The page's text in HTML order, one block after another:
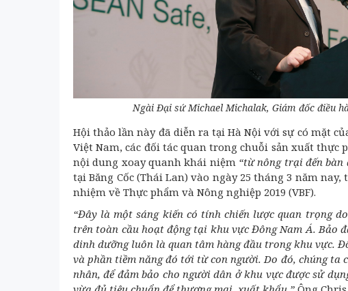
Ngài Đại sứ Michael Michalak, Giám đốc điều
Hội thảo lần này đã diễn ra tại Hà Nội với sự có mặt
Việt Nam, các đối tác quan trong chuỗi sản xuất thực
nội dung xoay quanh khái niệm “từ nông trại đến bàn
tại Băng Cốc (Thái Lan) vào ngày 25 tháng 3 năm
nhiệm về Thực phẩm và Nông nghiệp 2019 (VBF).
“Đây là một sáng kiến có tính chiến lược quan trọng
trên toàn cầu hoạt động tại khu vực Đông Nam Á. Bảo
dinh dưỡng luôn là quan tâm hàng đầu trong khu vực.
và phần tiềm năng đó tới từ con người. Do đó, chúng
nhân, để đảm bảo cho người dân ở khu vực được sử